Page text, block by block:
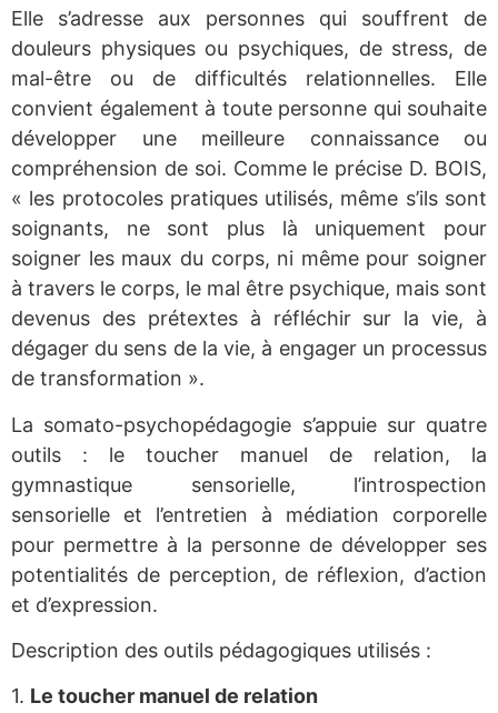
Elle s’adresse aux personnes qui souffrent de
douleurs physiques ou psychiques, de stress, de
mal-être ou de difficultés relationnelles. Elle
convient également à toute personne qui souhaite
développer une meilleure connaissance ou
compréhension de soi. Comme le précise D. BOIS,
« les protocoles pratiques utilisés, même s’ils sont
soignants, ne sont plus là uniquement pour
soigner les maux du corps, ni même pour soigner
à travers le corps, le mal être psychique, mais sont
devenus des prétextes à réfléchir sur la vie, à
dégager du sens de la vie, à engager un processus
de transformation ».
La somato-psychopédagogie s’appuie sur quatre
outils : le toucher manuel de relation, la
gymnastique sensorielle, l’introspection
sensorielle et l’entretien à médiation corporelle
pour permettre à la personne de développer ses
potentialités de perception, de réflexion, d’action
et d’expression.
Description des outils pédagogiques utilisés :
1. Le toucher manuel de relation